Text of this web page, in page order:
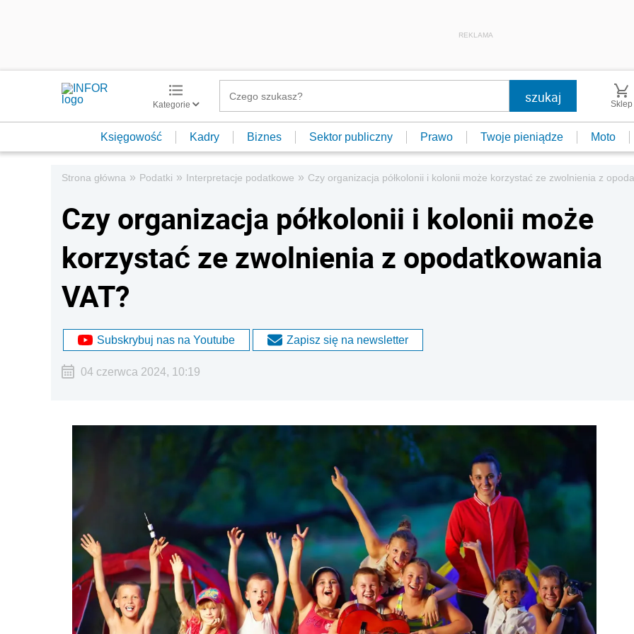
REKLAMA
Kategorie Sklep
Księgowość Kadry Biznes Sektor publiczny Prawo Twoje pieniądze Moto
Strona główna » Podatki » Interpretacje podatkowe » Czy organizacja półkolonii i kolonii może korzystać ze zwolnienia z
Czy organizacja półkolonii i kolonii może
korzystać ze zwolnienia z opodatkowania
VAT?
Subskrybuj nas na Youtube Zapisz się na newsletter
04 czerwca 2024, 10:19